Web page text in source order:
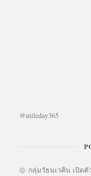
@mileday365
กลุ่มวัธนเวคิน เปิดตัว